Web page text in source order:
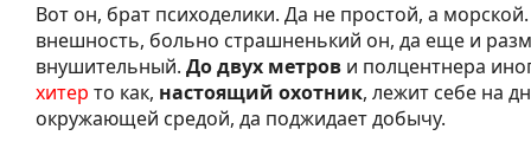
Вот он, брат психоделики. Да не простой, а
внешность, больно страшненький он, да еще и
внушительный. До двух метров и полцентнера
хитер то как, настоящий охотник, лежит себе на
окружающей средой, да поджидает добычу.